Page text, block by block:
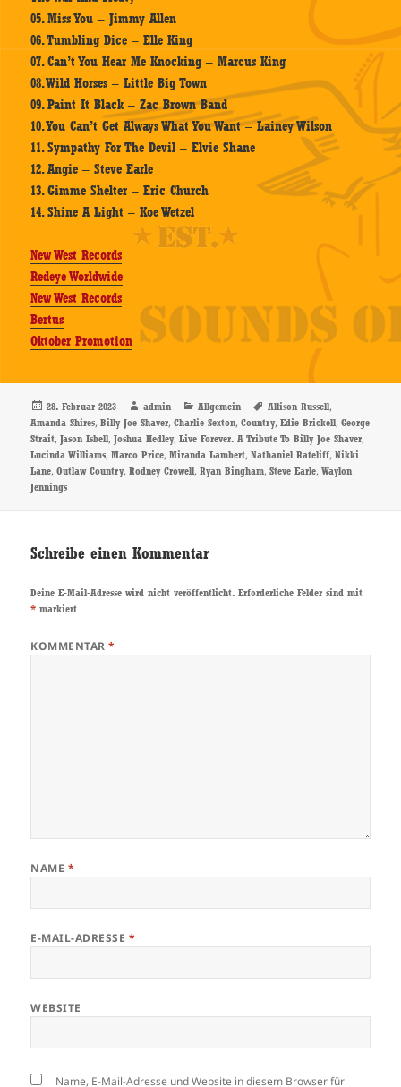
05. Miss You – Jimmy Allen
06. Tumbling Dice – Elle King
07. Can’t You Hear Me Knocking – Marcus King
08. Wild Horses – Little Big Town
09. Paint It Black – Zac Brown Band
10. You Can’t Get Always What You Want – Lainey Wilson
11. Sympathy For The Devil – Elvie Shane
12. Angie – Steve Earle
13. Gimme Shelter – Eric Church
14. Shine A Light – Koe Wetzel
New West Records
Redeye Worldwide
New West Records
Bertus
Oktober Promotion
Veröffentlicht
am
28. Februar 2023 Autor
admin Kategorien
Allgemein Schlagwörter
Allison Russell,
Amanda Shires,Billy Joe Shaver,Charlie Sexton,Country,Edie Brickell,George
Strait,Jason Isbell,Joshua Hedley,Live Forever. A Tribute To Billy Joe Shaver,
Lucinda Williams,Marco Price,Miranda Lambert,Nathaniel Rateliff,Nikki
Lane,Outlaw Country,Rodney Crowell,Ryan Bingham,Steve Earle,Waylon
Jennings
Schreibe einen Kommentar
Deine E-Mail-Adresse wird nicht veröffentlicht. Erforderliche Felder sind mit
* markiert
KOMMENTAR*
NAME *
E-MAIL-ADRESSE *
WEBSITE
Name, E-Mail-Adresse und Website in diesem Browser für